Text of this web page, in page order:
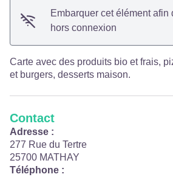
Embarquer cet élément afin
hors connexion
Carte avec des produits bio et frais,
et burgers, desserts maison.
Contact
Adresse :
277 Rue du Tertre
25700 MATHAY
Téléphone :